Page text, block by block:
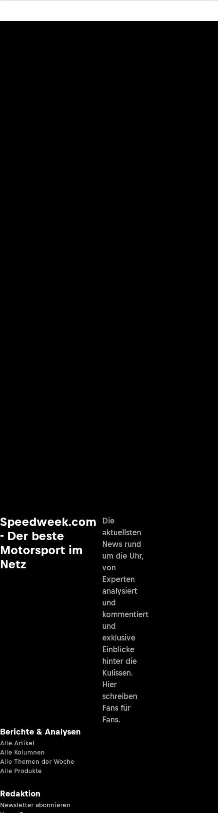
Speedweek.com
- Der beste
Motorsport im
Netz
Die
aktuellsten
News rund
um die Uhr,
von
Experten
analysiert
und
kommentiert
und
exklusive
Einblicke
hinter die
Kulissen.
Hier
schreiben
Fans für
Fans.
Berichte & Analysen
Alle Artikel
Alle Kolumnen
Alle Themen der Woche
Alle Produkte
Redaktion
Newsletter abonnieren